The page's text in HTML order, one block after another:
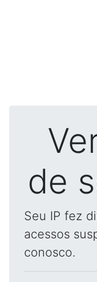
de
Seu IP fez
acessos
conosco.